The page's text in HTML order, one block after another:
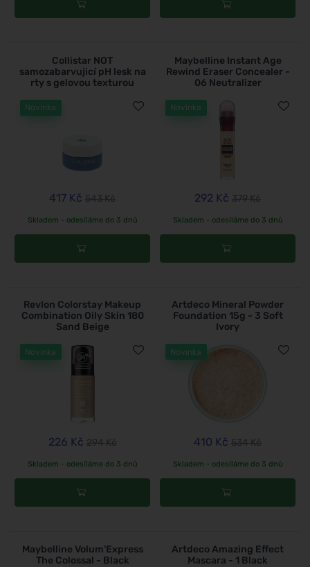
Collistar NOT
samozabarvujicí pH lesk na
rty s gelovou texturou
Novinka
417 Kč 543 Kč
Skladem - odesíláme do 3 dnů
Maybelline Instant Age
Rewind Eraser Concealer -
06 Neutralizer
Novinka
292 Kč 379 Kč
Skladem - odesíláme do 3 dnů
Revlon Colorstay Makeup
Combination Oily Skin 180
Sand Beige
Novinka
226 Kč 294 Kč
Skladem - odesíláme do 3 dnů
Artdeco Mineral Powder
Foundation 15g - 3 Soft
Ivory
Novinka
410 Kč 534 Kč
Skladem - odesíláme do 3 dnů
Maybelline Volum'Express
The Colossal - Black
Artdeco Amazing Effect
Mascara - 1 Black